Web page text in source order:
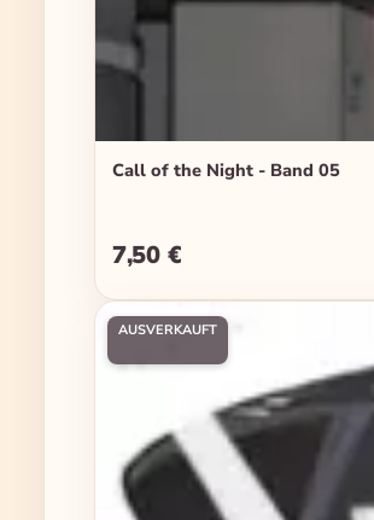
Call of the Night - Band 05
Regulärer Preis:
7,50 €
AUSVERKAUFT